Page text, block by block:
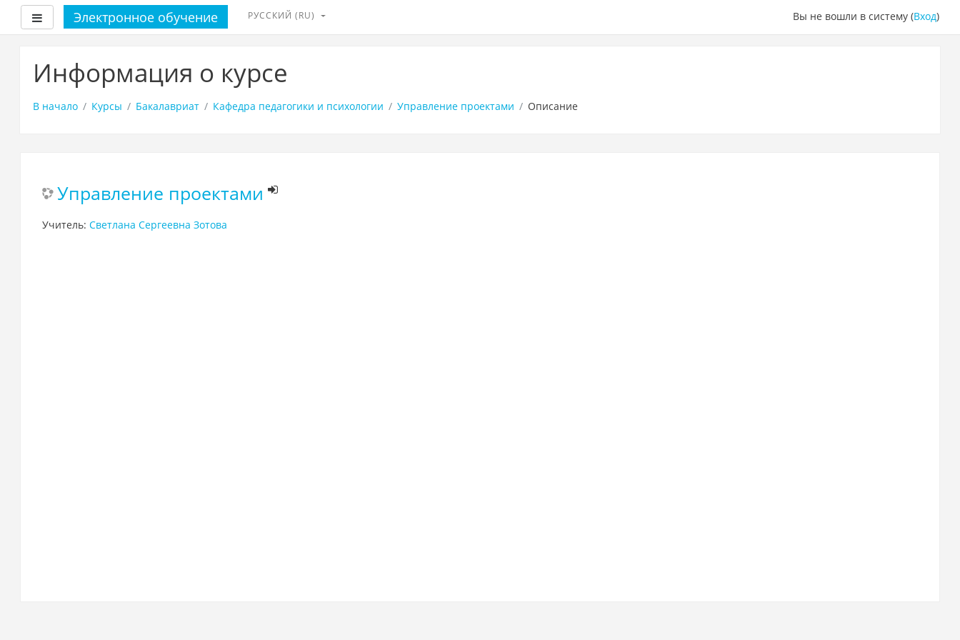
основному
Боковая панель
Электронное обучение Вы не вошли в систему (Вход)
РУССКИЙ ‎(RU)‎
Информация о курсе
В начало Курсы Бакалавриат Кафедра педагогики и психологии Управление проектами Описание
Управление проектами
Учитель: Светлана Сергеевна Зотова